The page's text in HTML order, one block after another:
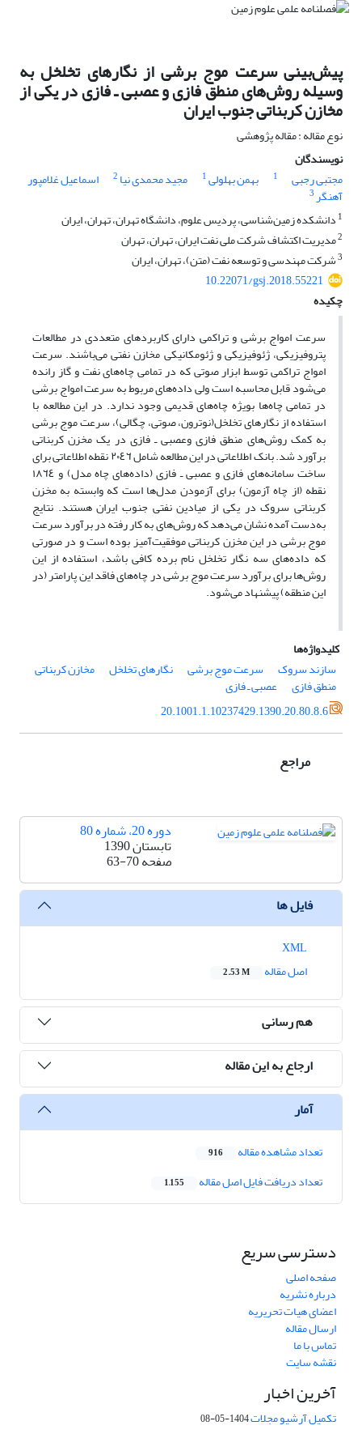
پیش‌بینی سرعت موج برشی از نگارهای تخلخل به
وسیله روش‌های منطق فازی و عصبی ـ فازی در یکی از
مخازن کربناتی جنوب ایران
نوع مقاله : مقاله پژوهشی
نویسندگان
مجتبی رجبی
1 بهمن بهلولی1 مجید محمدی نیا 2 اسماعیل غلامپور
آهنگر3
1 دانشکده زمین‌شناسی، پردیس علوم، دانشگاه تهران، تهران، ایران
2مدیریت اکتشاف شرکت ملی نفت ایران، تهران، تهران
3شرکت مهندسی و توسعه نفت (متن)، تهران، ایران
10.22071/gsj.2018.55221
چکیده
سرعت امواج برشی و تراکمی دارای کاربردهای متعددی در مطالعات
پتروفیزیکی، ژئوفیزیکی و ژئومکانیکی مخازن نفتی می‌باشند. سرعت
امواج تراکمی توسط ابزار صوتی که در تمامی چاه‌های نفت و گاز رانده
می‌شود قابل محاسبه است ولی داده‌های مربوط به سرعت امواج برشی
در تمامی چاه‌ها بویژه چاه‌های قدیمی وجود ندارد. در این مطالعه با
استفاده از نگارهای تخلخل(نوترون، صوتی، چگالی)، سرعت موج برشی
به کمک روش‌های منطق فازی وعصبی ـ فازی در یک مخزن کربناتی
برآورد شد. بانک اطلاعاتی در این مطالعه شامل ٢٠٤٦ نقطه‌ اطلاعاتی برای
ساخت سامانه‌‌های فازی و عصبی ـ فازی (داده‌های چاه مدل) و ١٨٦٤
نقطه (از چاه آزمون) برای آزمودن مدل‌ها است که وابسته به مخزن
کربناتی سروک در یکی از میادین نفتی جنوب ایران هستند. نتایج
به‌دست آمده نشان می‌دهد که روش‌های به کار رفته در برآورد سرعت
موج برشی در این مخزن کربناتی موفقیت‌آمیز بوده است و در صورتی
که داده‌های سه نگار تخلخل نام برده کافی باشد، استفاده از این
روش‌ها برای برآورد سرعت موج برشی در چاه‌های فاقد این پارامتر (در
این منطقه) پیشنهاد می‌شود.
کلیدواژه‌ها
سازند سروک
سرعت موج برشی نگارهای تخلخل مخازن کربناتی
منطق فازی
عصبی ـ فازی
20.1001.1.10237429.1390.20.80.8.6
مراجع
دوره 20، شماره 80
تابستان 1390
صفحه63-70
فایل ها
اصل مقاله
2.53 M
هم رسانی
ارجاع به این مقاله
آمار
تعداد مشاهده مقاله 916
تعداد دریافت فایل اصل مقاله 1,155
دسترسی سریع
صفحه اصلی
درباره نشریه
اعضای هیات تحریریه
ارسال مقاله
تماس با ما
نقشه سایت
آخرین اخبار
تکمیل آرشیو مجلات1404-05-08